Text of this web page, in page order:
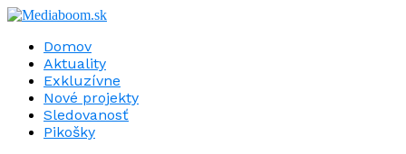
Domov
Aktuality
Exkluzívne
Nové projekty
Sledovanosť
Pikošky